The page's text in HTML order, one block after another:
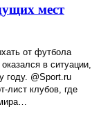
мест
от футбола
в ситуации,
году. @Sport ru
лист клубов, где